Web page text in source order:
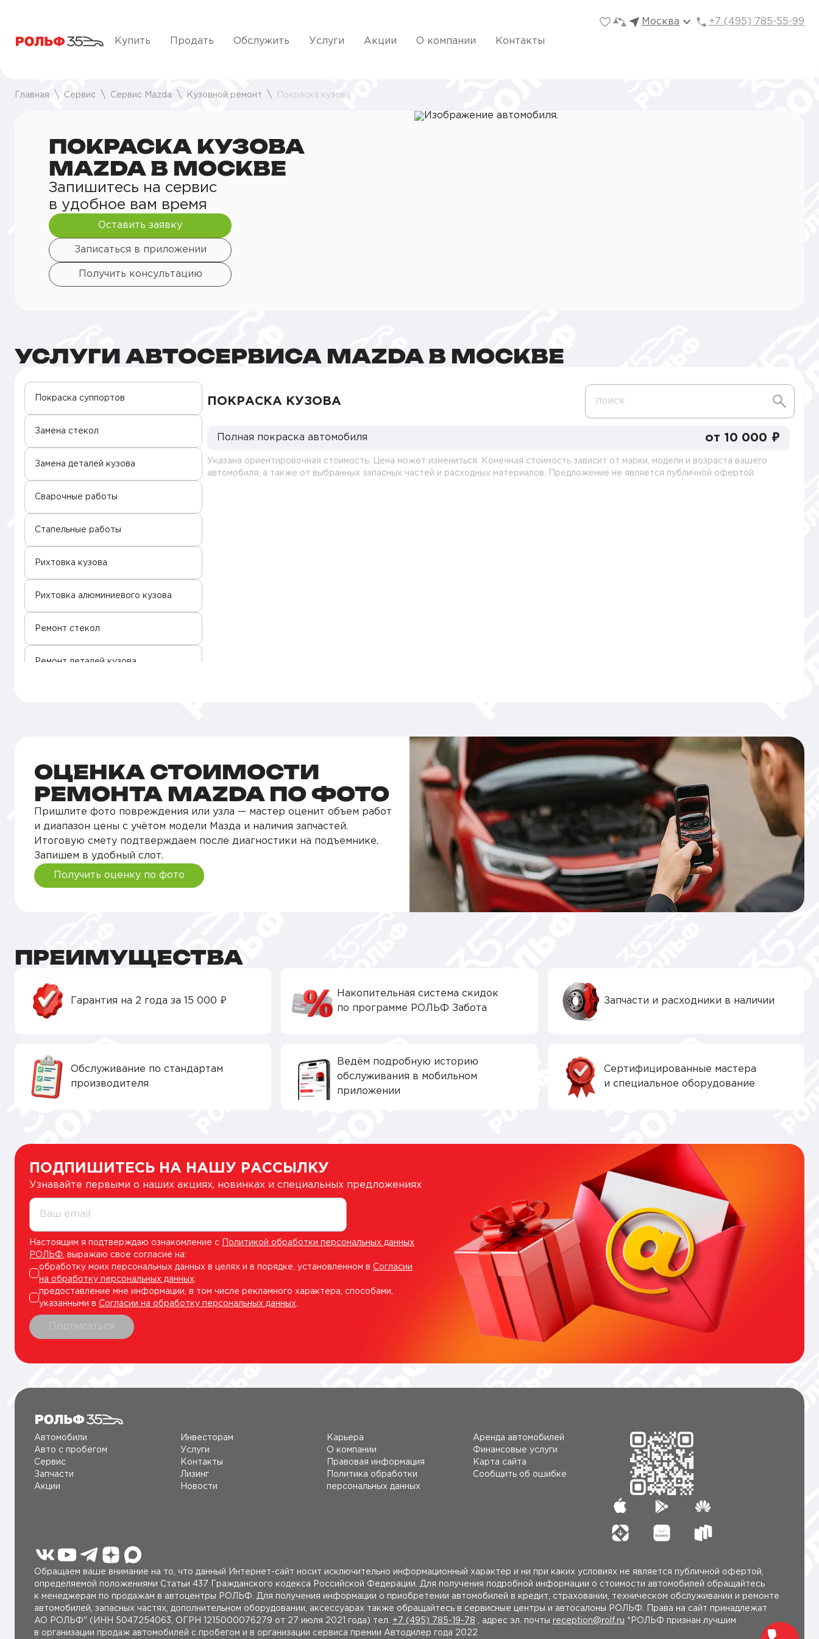
Москва +7 (495) 785-55-99
Купить Продать Обслужить Услуги Акции О компании Контакты
Главная Сервис Сервис Mazda Кузовной ремонт Покраска кузова
ПОКРАСКА КУЗОВА
MAZDA В МОСКВЕ
Запишитесь на сервис
в удобное вам время
Оставить заявку
Записаться в приложении
Получить консультацию
УСЛУГИ АВТОСЕРВИСА MAZDA В МОСКВЕ
Покраска суппортов
Замена стекол
Замена деталей кузова
Сварочные работы
Стапельные работы
Рихтовка кузова
Рихтовка алюминиевого кузова
Ремонт стекол
Ремонт деталей кузова
Покраска кузова
Покраска деталей кузова
Покраска царапин
ПОКРАСКА КУЗОВА поиск
Полная покраска автомобиля от 10 000 ₽
Указана ориентировочная стоимость. Цена может измениться. Конечная стоимость зависит от марки, модели и возраста вашего
автомобиля, а также от выбранных запасных частей и расходных материалов. Предложение не является публичной офертой.
ОЦЕНКА СТОИМОСТИ
РЕМОНТА MAZDA ПО ФОТО
Пришлите фото повреждения или узла — мастер оценит объем работ
и диапазон цены с учётом модели Мазда и наличия запчастей.
Итоговую смету подтверждаем после диагностики на подъемнике.
Запишем в удобный слот.
Получить оценку по фото
ПРЕИМУЩЕСТВА
Гарантия на 2 года за 15 000 ₽
Накопительная система скидок
по программе РОЛЬФ Забота
Запчасти и расходники в наличии
Обслуживание по стандартам
производителя
Ведём подробную историю
обслуживания в мобильном
приложении
Сертифицированные мастера
и специальное оборудование
ПОДПИШИТЕСЬ НА НАШУ РАССЫЛКУ
Узнавайте первыми о наших акциях, новинках и специальных предложениях
Ваш email
Настоящим я подтверждаю ознакомление с
Политикой обработки персональных данных
РОЛЬФ , выражаю свое согласие на:
обработку моих персональных данных в целях и в порядке, установленном в Согласии
на обработку персональных данных
предоставление мне информации, в том числе рекламного характера, способами,
указанными в Согласии на обработку персональных данных
Подписаться
Автомобили
Авто c пробегом
Сервис
Запчасти
Акции
Инвесторам
Услуги
Контакты
Лизинг
Новости
Карьера
О компании
Правовая информация
Политика обработки
персональных данных
Аренда автомобилей
Финансовые услуги
Карта сайта
Сообщить об ошибке
Обращаем ваше внимание на то, что данный Интернет-сайт носит исключительно информационный характер и ни при каких условиях не является публичной офертой,
определяемой положениями Статьи 437 Гражданского кодекса Российской Федерации. Для получения подробной информации о стоимости автомобилей обращайтесь
к менеджерам по продажам в автоцентры РОЛЬФ. Для получения информации о приобретении автомобилей в кредит, страховании, техническом обслуживании и ремонте
автомобилей, запасных частях, дополнительном оборудовании, аксессуарах также обращайтесь в сервисные центры и автосалоны РОЛЬФ. Права на сайт принадлежат
AO РОЛЬФ" (ИНН 5047254063, ОГРН 1215000076279 от 27 июля 2021 года) тел. +7 (495) 785-19-78 , адрес эл. почты reception@rolf.ru *РОЛЬФ признан лучшим
в организации продаж автомобилей с пробегом и в организации сервиса премии Автодилер года 2022